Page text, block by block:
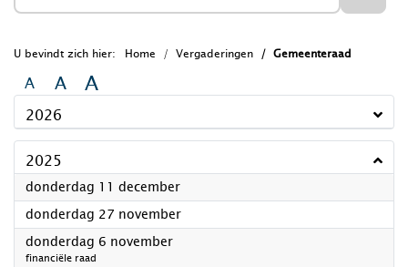
U bevindt zich hier: Home Vergaderingen Gemeenteraad
A A A
2026
2025
donderdag 11 december2025
donderdag 27 november2025
donderdag 6 november2025
financiële raad